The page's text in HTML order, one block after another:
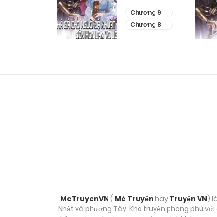
Chương 9
Chương 8
MeTruyenVN ( Mê Truyện hay Truyện VN)
Nhật và phương Tây. Kho truyện phong phú